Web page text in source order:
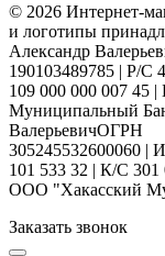
© 2026 Интернет-
и логотипы
Александр
190103489785 | Р/С
109 000 000 007
Муниципальный
ВалерьевичОГРН
305245532600060 |
101 533 32 | К/С 301
ООО "Хакасский
Заказать звонок